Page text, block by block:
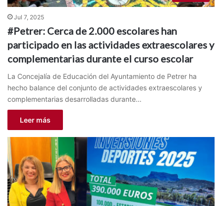
Jul 7, 2025
#Petrer: Cerca de 2.000 escolares han
participado en las actividades extraescolares y
complementarias durante el curso escolar
La Concejalía de Educación del Ayuntamiento de Petrer ha
hecho balance del conjunto de actividades extraescolares y
complementarias desarrolladas durante…
Leer más